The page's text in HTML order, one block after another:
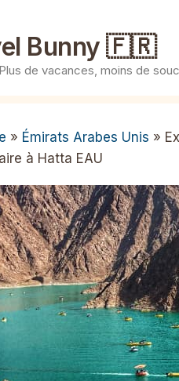
Bunny 🇫🇷
de vacances, moins de
» Émirats Arabes Unis »
à Hatta EAU